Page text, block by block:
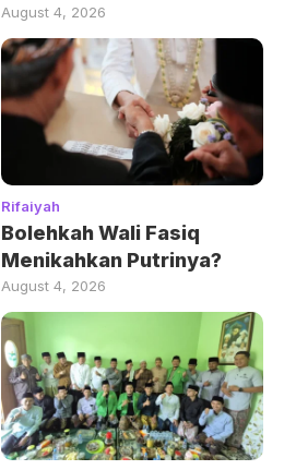
August 4, 2026
Rifaiyah
Bolehkah Wali Fasiq
Menikahkan Putrinya?
August 4, 2026